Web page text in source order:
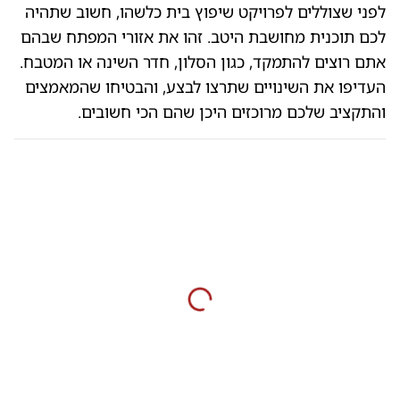
לפני שצוללים לפרויקט שיפוץ בית כלשהו, חשוב שתהיה
לכם תוכנית מחושבת היטב. זהו את אזורי המפתח שבהם
אתם רוצים להתמקד, כגון הסלון, חדר השינה או המטבח.
העדיפו את השינויים שתרצו לבצע, והבטיחו שהמאמצים
והתקציב שלכם מרוכזים היכן שהם הכי חשובים.